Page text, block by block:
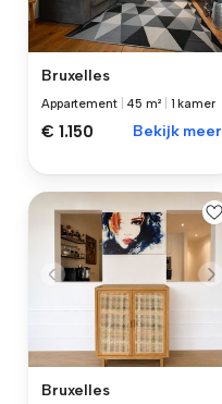
Bruxelles
Appartement 45 m² 1 kamer
€ 1.150 Bekijk meer
Bruxelles